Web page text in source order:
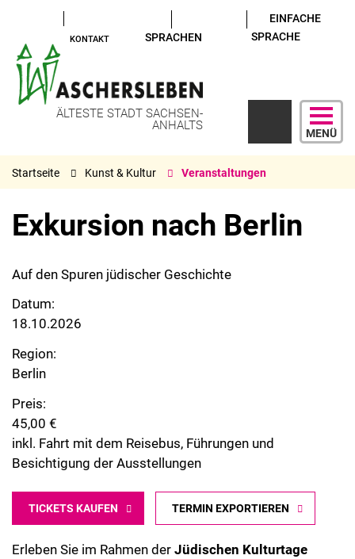
KONTAKT SPRACHEN
EINFACHE
SPRACHE
ÄLTESTE STADT SACHSEN-
ANHALTS
MENÜ
Startseite Kunst & Kultur Veranstaltungen
Exkursion nach Berlin
Auf den Spuren jüdischer Geschichte
Datum:
18.10.2026
Region:
Berlin
Preis:
45,00 €
inkl. Fahrt mit dem Reisebus, Führungen und
Besichtigung der Ausstellungen
TICKETS KAUFEN TERMIN EXPORTIEREN
Erleben Sie im Rahmen der Jüdischen Kulturtage